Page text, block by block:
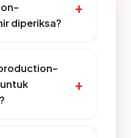
diperiksa?